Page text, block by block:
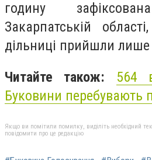
годину
Закарпатській
дільниці прийшли лише
Читайте також: 564
Буковини перебувають
Якщо ви помітили помилку, виділіть необхідний
повідомити про це редакцію